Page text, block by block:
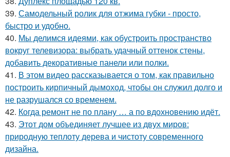
39. Самодельный ролик для отжима губки - просто,
быстро и удобно.
40. Мы делимся идеями, как обустроить пространство
вокруг телевизора: выбрать удачный оттенок стены,
добавить декоративные панели или полки.
41. В этом видео рассказывается о том, как правильно
построить кирпичный дымоход, чтобы он служил долго и
не разрушался со временем.
42. Когда ремонт не по плану … а по вдохновению идёт.
43. Этот дом объединяет лучшее из двух миров:
природную теплоту дерева и чистоту современного
дизайна.